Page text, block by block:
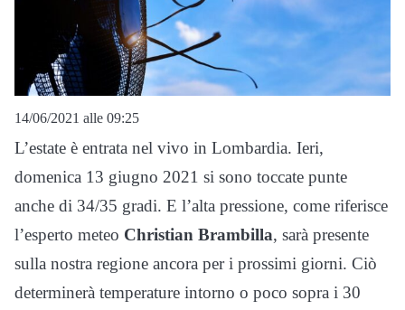
14/06/2021 alle 09:25
L’estate è entrata nel vivo in Lombardia. Ieri,
domenica 13 giugno 2021 si sono toccate punte
anche di 34/35 gradi. E l’alta pressione, come riferisce
l’esperto meteo Christian Brambilla, sarà presente
sulla nostra regione ancora per i prossimi giorni. Ciò
determinerà temperature intorno o poco sopra i 30